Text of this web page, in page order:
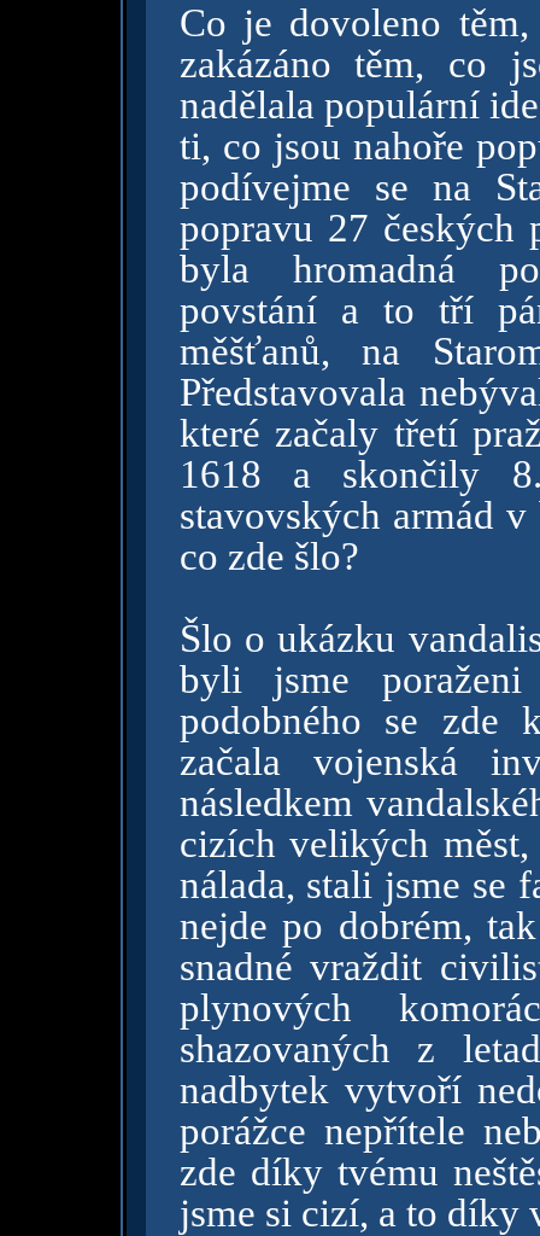
Co je dovoleno
zakázáno těm, co
nadělala populární
ti, co jsou nahoře
podívejme se na
popravu 27 českých
byla hromadná
povstání a to tří
měšťanů, na
Představovala
které začaly třetí
1618 a skončily
stavovských armád
co zde šlo?
Šlo o ukázku
byli jsme
podobného se zde
začala vojenská
následkem
cizích velikých
nálada, stali jsme se
nejde po dobrém,
snadné vraždit
plynových
shazovaných z
nadbytek vytvoří
porážce nepřítele
zde díky tvému
jsme si cizí, a to díky